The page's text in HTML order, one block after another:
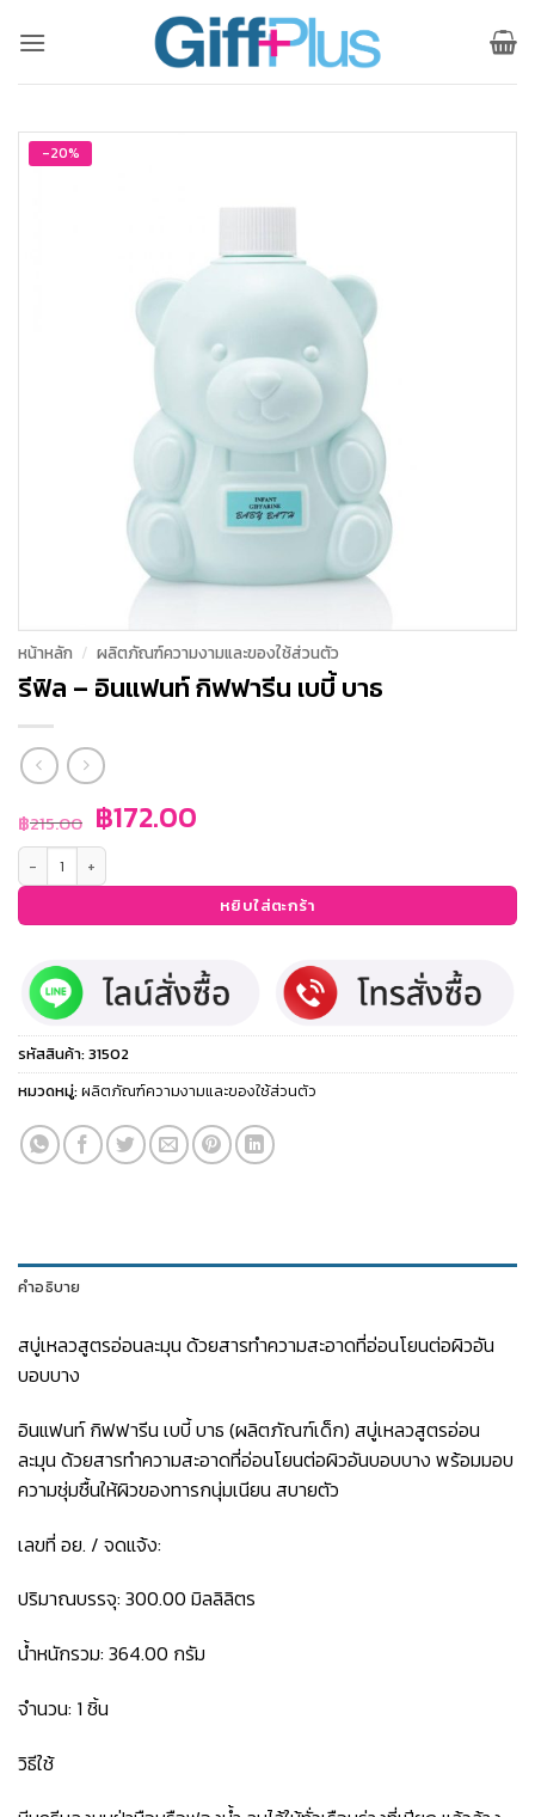
-20%
หน้าหลัก / ผลิตภัณฑ์ความงามและของใช้ส่วนตัว
รีฟิล – อินแฟนท์ กิฟฟารีน เบบี้ บาธ
฿215.00 Original
price
was:
฿172.00Current
฿172.00.
จำนวน รีฟิล - อินแฟนท์ กิฟฟารีน เบบี้ บาธ ชิ้น
หยิบใส่ตะกร้า
รหัสสินค้า:31502
หมวดหมู่:ผลิตภัณฑ์ความงามและของใช้ส่วนตัว
คำอธิบาย
สบู่เหลวสูตรอ่อนละมุน ด้วยสารทำความสะอาดที่อ่อนโยนต่อผิวอัน
บอบบาง
อินแฟนท์ กิฟฟารีน เบบี้ บาธ (ผลิตภัณฑ์เด็ก) สบู่เหลวสูตรอ่อน
ละมุน ด้วยสารทำความสะอาดที่อ่อนโยนต่อผิวอันบอบบาง พร้อมมอบ
ความชุ่มชื้นให้ผิวของทารกนุ่มเนียน สบายตัว
เลขที่ อย. / จดแจ้ง:
ปริมาณบรรจุ: 300.00 มิลลิลิตร
น้ำหนักรวม: 364.00 กรัม
จำนวน: 1 ชิ้น
วิธีใช้